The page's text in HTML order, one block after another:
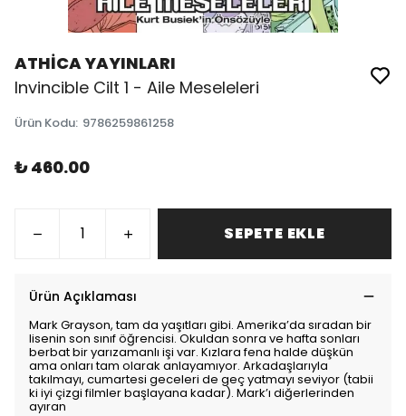
ATHİCA YAYINLARI
Invincible Cilt 1 - Aile Meseleleri
Ürün Kodu: 9786259861258
₺ 460.00
SEPETE EKLE
Ürün Açıklaması
Mark Grayson, tam da yaşıtları gibi. Amerika’da sıradan bir
lisenin son sınıf öğrencisi. Okuldan sonra ve hafta sonları
berbat bir yarızamanlı işi var. Kızlara fena halde düşkün
ama onları tam olarak anlayamıyor. Arkadaşlarıyla
takılmayı, cumartesi geceleri de geç yatmayı seviyor (tabii
ki iyi çizgi filmler başlayana kadar). Mark’ı diğerlerinden
ayıran